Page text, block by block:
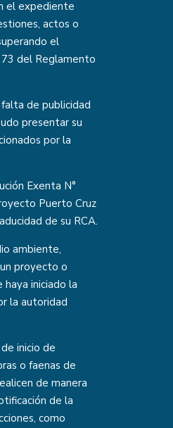
el expediente
actos o
el
del Reglamento
de publicidad
presentar su
por la
Exenta N°
Puerto Cruz
de su RCA.
ambiente,
proyecto o
haya iniciado la
la autoridad
inicio de
o faenas de
de manera
de la
como